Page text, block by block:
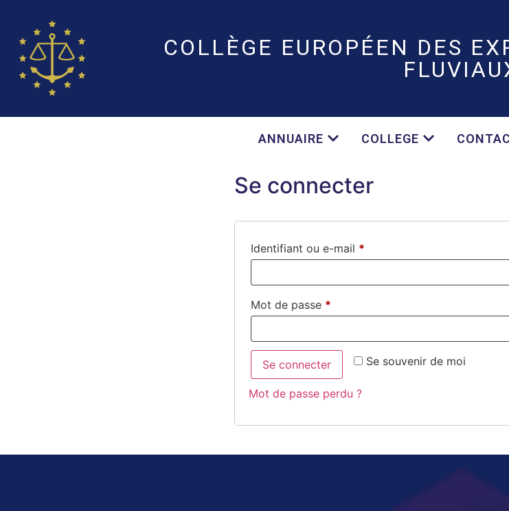
COLLÈGE EUROPÉEN DES
ANNUAIRE COLLEGE
Se connecter
Identifiant ou e-mail *
Mot de passe *
Se souvenir de moi
Se connecter
Mot de passe perdu ?